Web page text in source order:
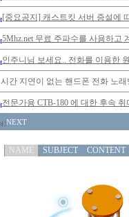
[중요공지] 캐스트킷 서버 증설에
5Mhz.net 무료 주파수를 사용하고
인주니님 보세요.. 전화를 이용한
시간 지연이 없는 핸드폰 전화 노
전문가용 CTB-180 에 대한 후속
NEXT